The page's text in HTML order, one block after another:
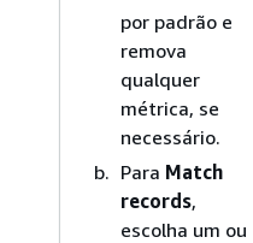
por padrão e
remova
qualquer
métrica, se
necessário.
Para Match
records,
escolha um ou